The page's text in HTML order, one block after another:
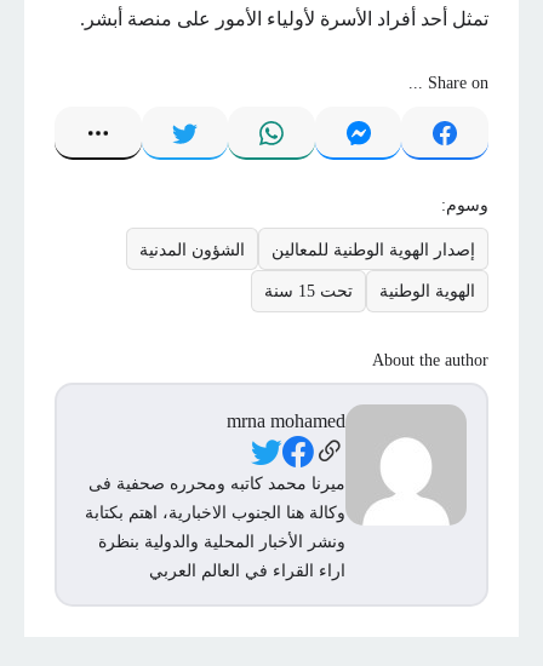
تمثل أحد أفراد الأسرة لأولياء الأمور على منصة أبشر.
Share on ...
وسوم:
إصدار الهوية الوطنية للمعالين الشؤون المدنية
الهوية الوطنية تحت 15 سنة
About the author
mrna mohamed
Social Links
ميرنا محمد كاتبه ومحرره صحفية فى
وكالة هنا الجنوب الاخبارية، اهتم بكتابة
ونشر الأخبار المحلية والدولية بنظرة
اراء القراء في العالم العربي